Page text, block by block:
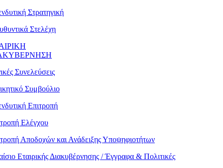
Στρατηγική
Στελέχη
Συνελεύσεις
Συμβούλιο
Επιτροπή
Ελέγχου
Αποδοχών και Ανάδειξης Υποψηφιοτήτων
Εταιρικής Διακυβέρνησης / Έγγραφα & Πολιτικές